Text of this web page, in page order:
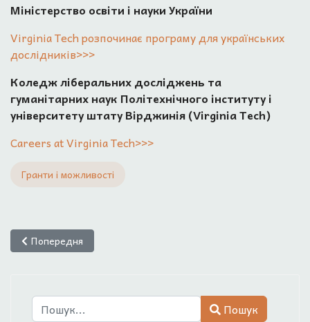
Міністерство освіти і науки України
Virginia Tech розпочинає програму для українських
дослідників>>>
Коледж ліберальних досліджень та
гуманітарних наук Політехнічного інституту і
університету штату Вірджинія (Virginia Tech)
Careers at Virginia Tech>>>
Гранти і можливості
Попередня стаття: Cтипендії для дослідників з України в
Попередня
Пошук
Пошук